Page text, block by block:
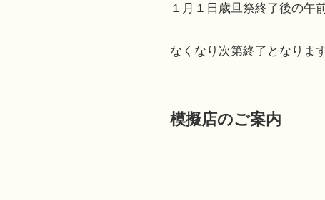
１月１日歳旦祭終了後の午
なくなり次第終了となります
模擬店のご案内